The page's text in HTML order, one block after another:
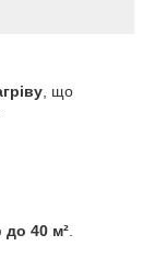
, що
до 40 м²